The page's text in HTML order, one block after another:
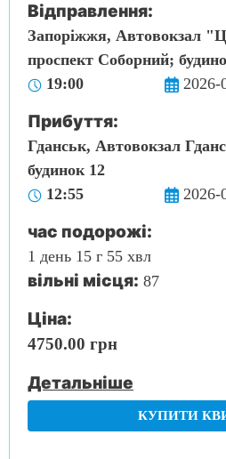
Відправлення:
Запоріжжя, Автовокзал
проспект Соборний;
19:00
2026-
Прибуття:
Гданськ, Автовокзал
будинок 12
12:55
2026-
час подорожі:
1 день 15 г 55 хвл
вільні місця: 87
Ціна:
4750.00 грн
Детальніше
КУПИТИ